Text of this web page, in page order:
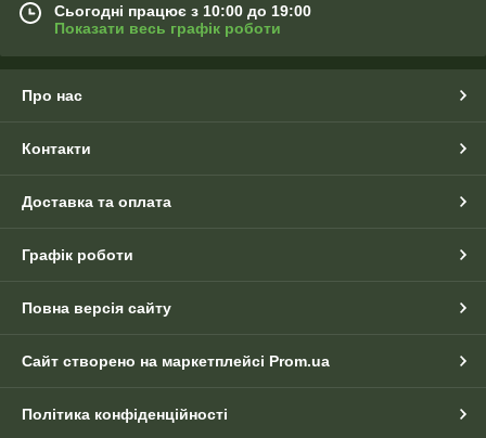
Сьогодні працює з 10:00 до 19:00
Показати весь графік роботи
Про нас
Контакти
Доставка та оплата
Графік роботи
Повна версія сайту
Сайт створено на маркетплейсі Prom.ua
Політика конфіденційності